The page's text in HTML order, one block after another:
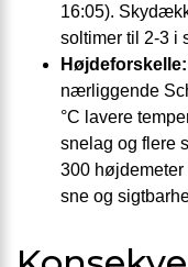
16:05).
soltimer til 2-3 i
Højde­forskelle:
nærliggende
°C lavere
snelag og flere
300 højdemeter
sne og